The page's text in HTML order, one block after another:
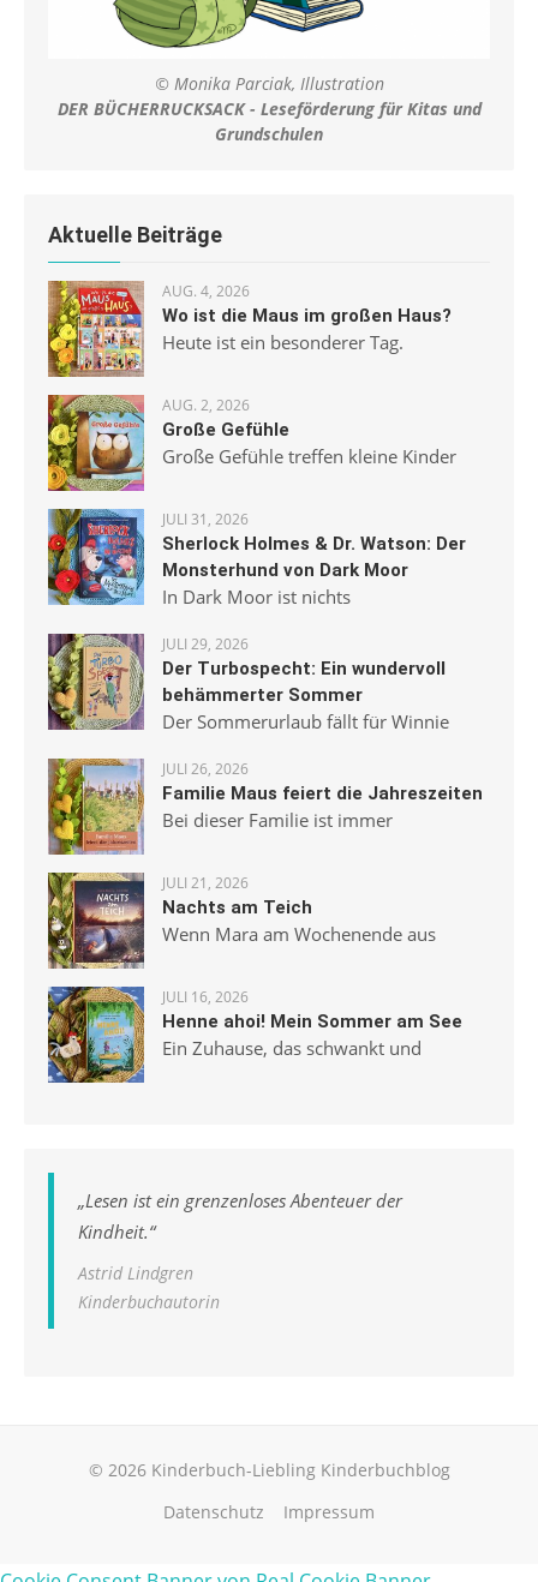
© Monika Parciak, Illustration
DER BÜCHERRUCKSACK - Leseförderung für Kitas und
Grundschulen
Aktuelle Beiträge
AUG. 4, 2026
Wo ist die Maus im großen Haus?
Heute ist ein besonderer Tag.
AUG. 2, 2026
Große Gefühle
Große Gefühle treffen kleine Kinder
JULI 31, 2026
Sherlock Holmes & Dr. Watson: Der
Monsterhund von Dark Moor
In Dark Moor ist nichts
JULI 29, 2026
Der Turbospecht: Ein wundervoll
behämmerter Sommer
Der Sommerurlaub fällt für Winnie
JULI 26, 2026
Familie Maus feiert die Jahreszeiten
Bei dieser Familie ist immer
JULI 21, 2026
Nachts am Teich
Wenn Mara am Wochenende aus
JULI 16, 2026
Henne ahoi! Mein Sommer am See
Ein Zuhause, das schwankt und
„Lesen ist ein grenzenloses Abenteuer der
Kindheit.“
Astrid Lindgren
Kinderbuchautorin
© 2026 Kinderbuch-Liebling Kinderbuchblog
Datenschutz
Impressum